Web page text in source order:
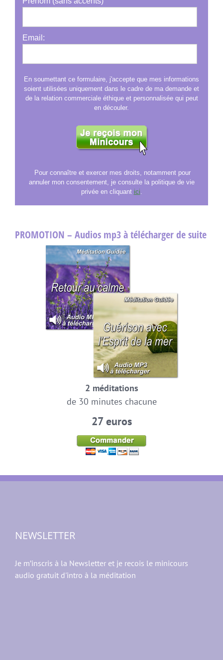
En soumettant ce formulaire, j'accepte que mes informations
soient utilisées uniquement dans le cadre de ma demande et
de la relation commerciale éthique et personnalisée qui peut
en découler.
annuler mon consentement, je consulte la politique de vie
privée en cliquant
ici .
2 méditations
de 30 minutes chacune
27 euros
NEWSLETTER
Je m’inscris à la Newsletter et je recois le minicours
audio gratuit d'intro à la méditation